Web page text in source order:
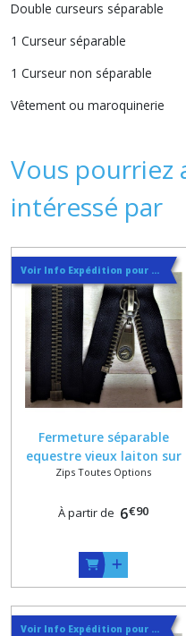
Double curseurs séparable
1 Curseur séparable
1 Curseur non séparable
Vêtement ou maroquinerie
Vous pourriez
intéressé par
Voir Info Expédition pour Régler les Frais de Port au Meilleur Prix , En haut d'ecran à Droite
Fermeture séparable
equestre vieux laiton sur
mesure sur ruban coloris
Zips Toutes Options
À partir de 6€90
Voir Info Expédition pour Régler les Frais de Port au Meilleur Prix , En haut d'ecran à Droite